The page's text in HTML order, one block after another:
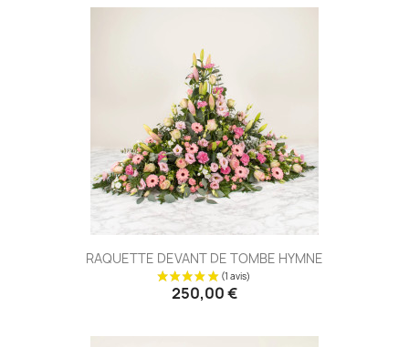
RAQUETTE DEVANT DE TOMBE HYMNE
250,00 €